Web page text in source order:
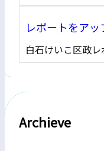
レポートをア
白石けいこ区政
Archieve